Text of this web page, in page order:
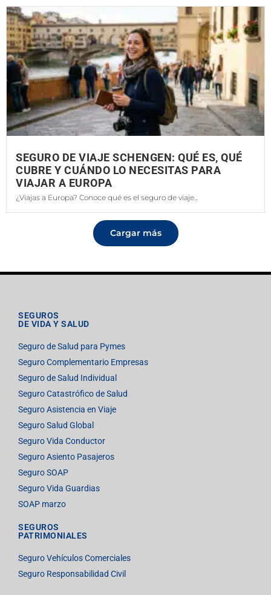
SEGURO DE VIAJE SCHENGEN: QUÉ ES, QUÉ
CUBRE Y CUÁNDO LO NECESITAS PARA
VIAJAR A EUROPA
¿Viajas a Europa? Conoce qué es el seguro de viaje...
Cargar más
SEGUROS
DE VIDA Y SALUD
Seguro de Salud para Pymes
Seguro Complementario Empresas
Seguro de Salud Individual
Seguro Catastrófico de Salud
Seguro Asistencia en Viaje
Seguro Salud Global
Seguro Vida Conductor
Seguro Asiento Pasajeros
Seguro SOAP
Seguro Vida Guardias
SOAP marzo
SEGUROS
PATRIMONIALES
Seguro Vehículos Comerciales
Seguro Responsabilidad Civil